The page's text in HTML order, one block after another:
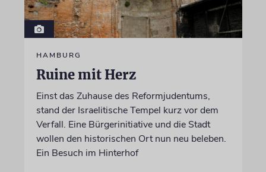
HAMBURG
Ruine mit Herz
Einst das Zuhause des Reformjudentums,
stand der Israelitische Tempel kurz vor dem
Verfall. Eine Bürgerinitiative und die Stadt
wollen den historischen Ort nun neu beleben.
Ein Besuch im Hinterhof